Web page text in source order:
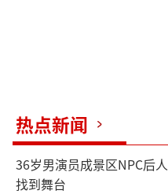
热点新闻
36岁男演员成景区NPC后
找到舞台